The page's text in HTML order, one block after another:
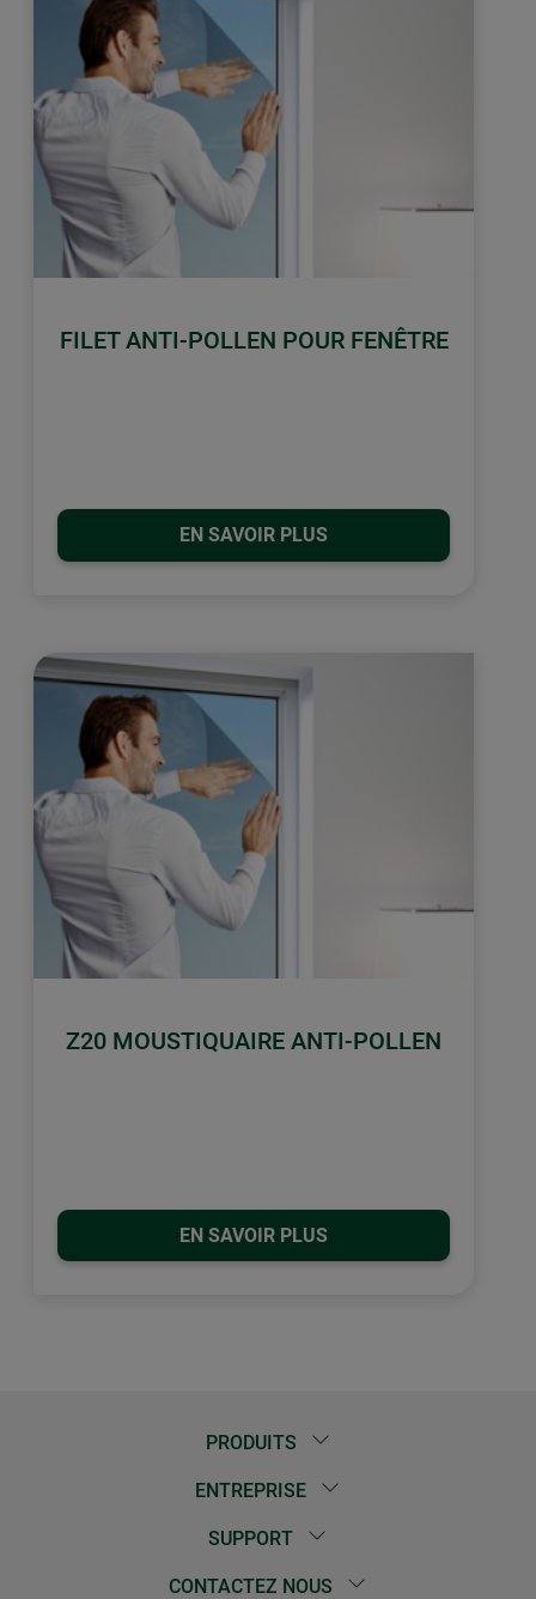
FILET ANTI-POLLEN POUR FENÊTRE
EN SAVOIR PLUS
Z20 MOUSTIQUAIRE ANTI-POLLEN
EN SAVOIR PLUS
PRODUITS
ENTREPRISE
SUPPORT
CONTACTEZ NOUS